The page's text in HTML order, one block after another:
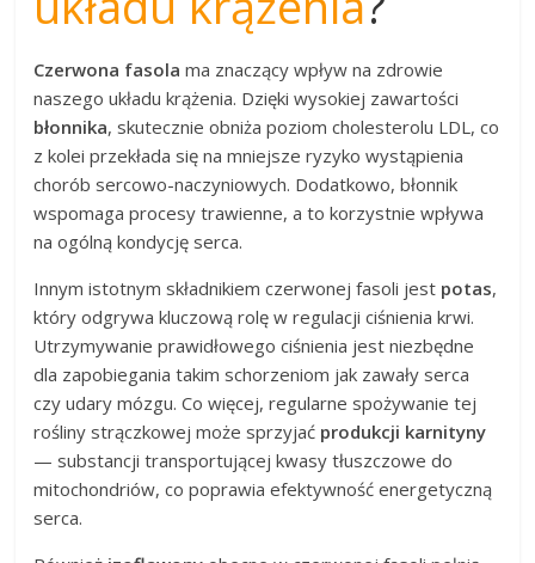
Czerwona fasola ma znaczący wpływ na zdrowie
naszego układu krążenia. Dzięki wysokiej zawartości
błonnika, skutecznie obniża poziom cholesterolu LDL, co
z kolei przekłada się na mniejsze ryzyko wystąpienia
chorób sercowo-naczyniowych. Dodatkowo, błonnik
wspomaga procesy trawienne, a to korzystnie wpływa
na ogólną kondycję serca.
Innym istotnym składnikiem czerwonej fasoli jest potas,
który odgrywa kluczową rolę w regulacji ciśnienia krwi.
Utrzymywanie prawidłowego ciśnienia jest niezbędne
dla zapobiegania takim schorzeniom jak zawały serca
czy udary mózgu. Co więcej, regularne spożywanie tej
rośliny strączkowej może sprzyjać produkcji karnityny
— substancji transportującej kwasy tłuszczowe do
mitochondriów, co poprawia efektywność energetyczną
serca.